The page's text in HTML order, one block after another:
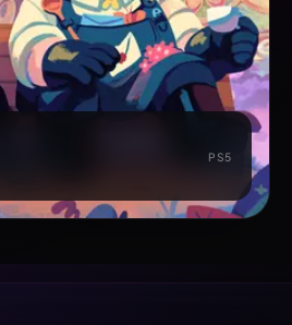
PS5